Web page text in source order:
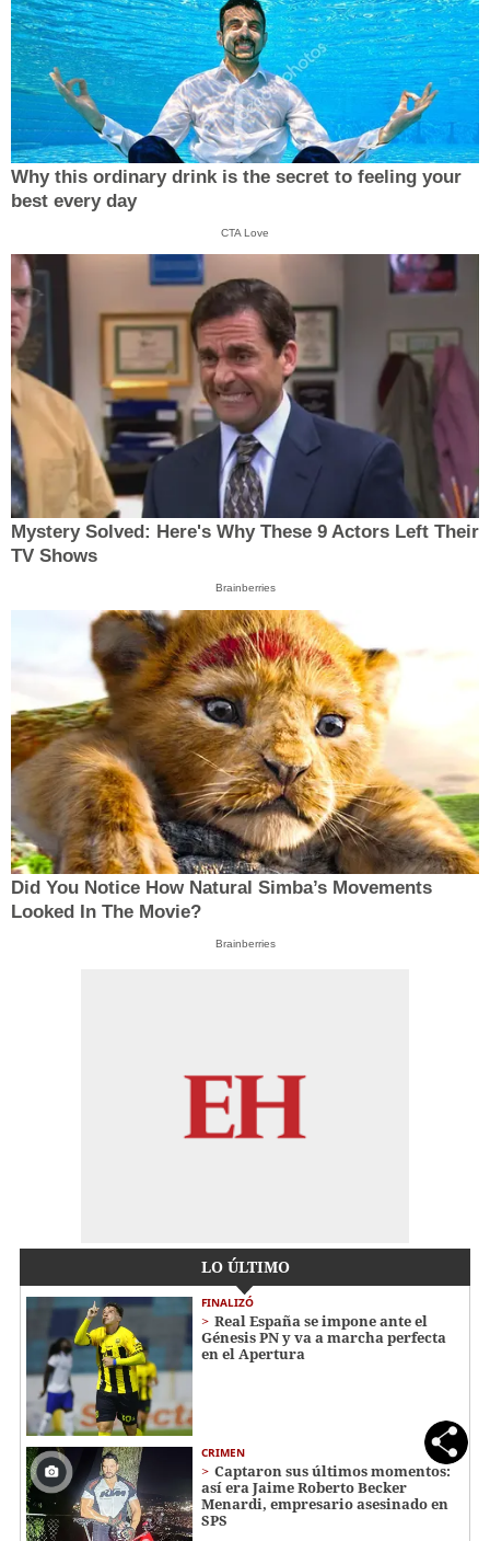
Why this ordinary drink is the secret to feeling your
best every day
CTA Love
Mystery Solved: Here's Why These 9 Actors Left Their
TV Shows
Brainberries
Did You Notice How Natural Simba’s Movements
Looked In The Movie?
Brainberries
LO ÚLTIMO
FINALIZÓ
Real España se impone ante el
Génesis PN y va a marcha perfecta
en el Apertura
CRIMEN
Captaron sus últimos momentos:
así era Jaime Roberto Becker
Menardi​​​, empresario asesinado en
SPS